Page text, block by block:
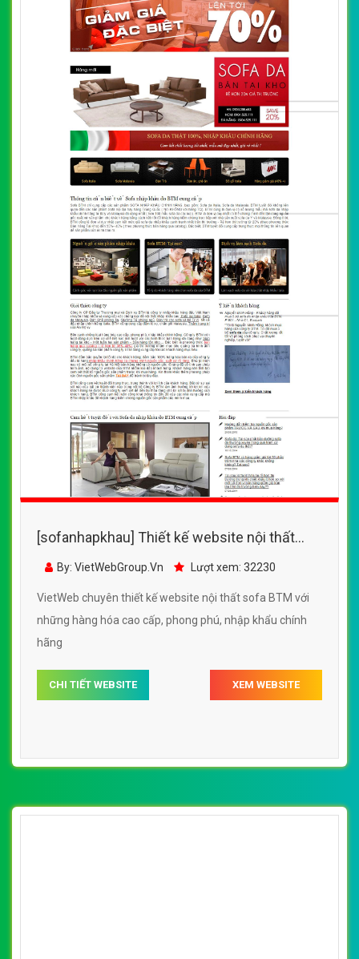
[sofanhapkhau] Thiết kế website nội thất
sofa BTM đẹp, chuyên nghiệp chuẩn SEO
By: VietWebGroup.Vn Lượt xem: 32230
VietWeb chuyên thiết kế website nội thất sofa BTM với
những hàng hóa cao cấp, phong phú, nhập khẩu chính
hãng
CHI TIẾT WEBSITE XEM WEBSITE